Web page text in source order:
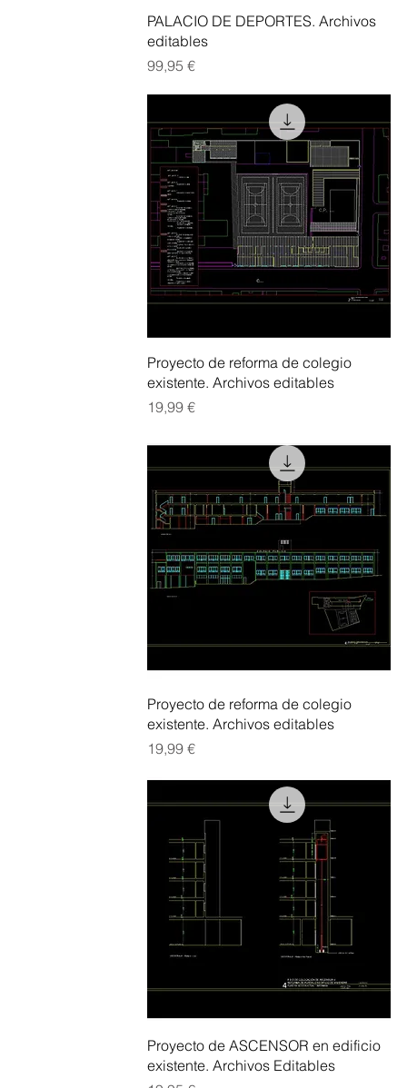
Vista rápida
PALACIO DE DEPORTES. Archivos
editables
Precio
99,95 €
Vista rápida
Proyecto de reforma de colegio
existente. Archivos editables
Precio
19,99 €
Vista rápida
Proyecto de reforma de colegio
existente. Archivos editables
Precio
19,99 €
Vista rápida
Proyecto de ASCENSOR en edificio
existente. Archivos Editables